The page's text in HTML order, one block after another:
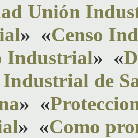
Unión
» «Censo
Industrial» «
de
» «
» «Como